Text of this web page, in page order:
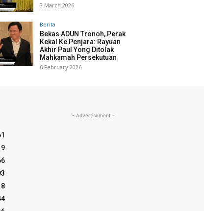
3 March 2026
Berita
Bekas ADUN Tronoh, Perak
Kekal Ke Penjara: Rayuan
Akhir Paul Yong Ditolak
Mahkamah Persekutuan
6 February 2026
- Advertisement -